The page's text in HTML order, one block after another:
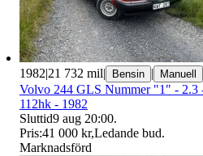
1982|21 732 mil| Bensin | Manuell
Volvo 244 GLS Nummer "1" - 2.3
112hk - 1982
Sluttid9 aug 20:00.
Pris:41 000 kr,Ledande bud.
Marknadsförd